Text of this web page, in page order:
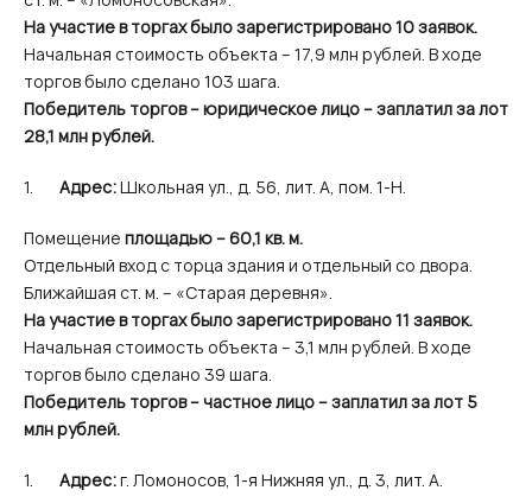
На участие в торгах было зарегистрировано 10 заявок.
Начальная стоимость объекта – 17,9 млн рублей. В ходе
торгов было сделано 103 шага.
Победитель торгов – юридическое лицо – заплатил за лот
28,1 млн рублей.
Адрес:Школьная ул., д. 56, лит. А, пом. 1-Н.
Помещение площадью – 60,1 кв. м.
Отдельный вход с торца здания и отдельный со двора.
Ближайшая ст. м. – «Старая деревня».
На участие в торгах было зарегистрировано 11 заявок.
Начальная стоимость объекта – 3,1 млн рублей. В ходе
торгов было сделано 39 шага.
Победитель торгов – частное лицо – заплатил за лот 5
млн рублей.
Адрес:г. Ломоносов, 1-я Нижняя ул., д. 3, лит. А.